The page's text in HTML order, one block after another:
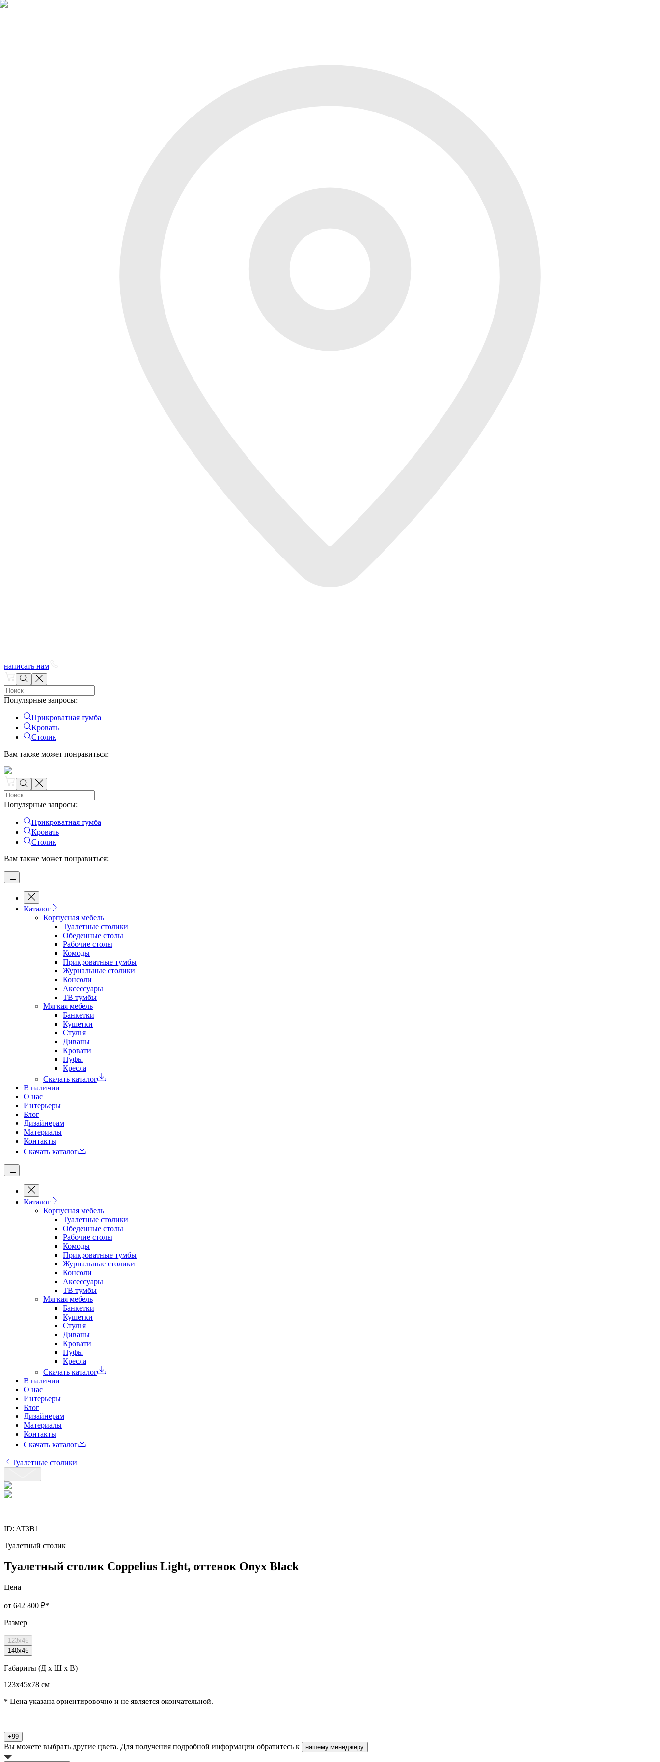
написать нам
Популярные запросы:
Прикроватная тумба
Кровать
Столик
Вам также может понравиться:
Популярные запросы:
Прикроватная тумба
Кровать
Столик
Вам также может понравиться:
Каталог
Корпусная мебель
Туалетные столики
Обеденные cтолы
Рабочие столы
Комоды
Прикроватные тумбы
Журнальные столики
Консоли
Аксессуары
ТВ тумбы
Мягкая мебель
Банкетки
Кушетки
Стулья
Диваны
Кровати
Пуфы
Кресла
Скачать каталог
В наличии
О нас
Интерьеры
Блог
Дизайнерам
Материалы
Контакты
Скачать каталог
Каталог
Корпусная мебель
Туалетные столики
Обеденные cтолы
Рабочие столы
Комоды
Прикроватные тумбы
Журнальные столики
Консоли
Аксессуары
ТВ тумбы
Мягкая мебель
Банкетки
Кушетки
Стулья
Диваны
Кровати
Пуфы
Кресла
Скачать каталог
В наличии
О нас
Интерьеры
Блог
Дизайнерам
Материалы
Контакты
Скачать каталог
Туалетные столики
ID: AT3B1
Туалетный столик
Туалетный столик Coppelius Light, оттенок Onyx Black
Цена
от 642 800 ₽*
Размер
123x45
140x45
Габариты (Д x Ш x В)
123x45x78 см
* Цена указана ориентировочно и не является окончательной.
+99
Вы можете выбрать другие цвета. Для получения подробной информации обратитесь к нашему менеджеру